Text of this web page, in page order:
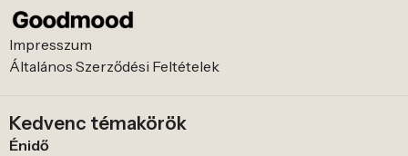
Impresszum
Általános Szerződési Feltételek
Kedvenc témakörök
Énidő